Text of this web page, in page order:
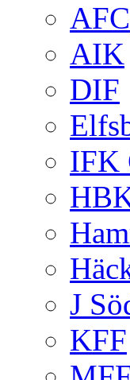
AFC
AIK
DIF
IFK
J
KFF